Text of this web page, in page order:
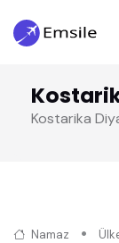
Kostarika
Namaz